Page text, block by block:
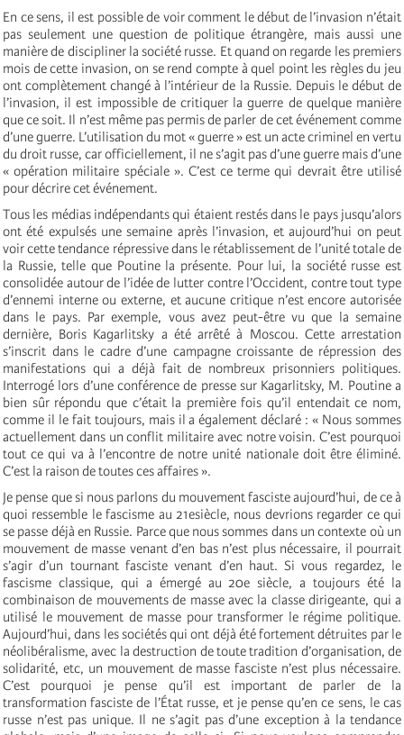
En ce sens, il est possible de voir comment le début de l’invasion n’était
pas seulement une question de politique étrangère, mais aussi une
manière de discipliner la société russe. Et quand on regarde les premiers
mois de cette invasion, on se rend compte à quel point les règles du jeu
ont complètement changé à l’intérieur de la Russie. Depuis le début de
l’invasion, il est impossible de critiquer la guerre de quelque manière
que ce soit. Il n’est même pas permis de parler de cet événement comme
d’une guerre. L’utilisation du mot « guerre » est un acte criminel en vertu
du droit russe, car officiellement, il ne s’agit pas d’une guerre mais d’une
« opération militaire spéciale ». C’est ce terme qui devrait être utilisé
pour décrire cet événement.
Tous les médias indépendants qui étaient restés dans le pays jusqu’alors
ont été expulsés une semaine après l’invasion, et aujourd’hui on peut
voir cette tendance répressive dans le rétablissement de l’unité totale de
la Russie, telle que Poutine la présente. Pour lui, la société russe est
consolidée autour de l’idée de lutter contre l’Occident, contre tout type
d’ennemi interne ou externe, et aucune critique n’est encore autorisée
dans le pays. Par exemple, vous avez peut-être vu que la semaine
dernière, Boris Kagarlitsky a été arrêté à Moscou. Cette arrestation
s’inscrit dans le cadre d’une campagne croissante de répression des
manifestations qui a déjà fait de nombreux prisonniers politiques.
Interrogé lors d’une conférence de presse sur Kagarlitsky, M. Poutine a
bien sûr répondu que c’était la première fois qu’il entendait ce nom,
comme il le fait toujours, mais il a également déclaré : « Nous sommes
actuellement dans un conflit militaire avec notre voisin. C’est pourquoi
tout ce qui va à l’encontre de notre unité nationale doit être éliminé.
C’est la raison de toutes ces affaires ».
Je pense que si nous parlons du mouvement fasciste aujourd’hui, de ce à
quoi ressemble le fascisme au 21esiècle, nous devrions regarder ce qui
se passe déjà en Russie. Parce que nous sommes dans un contexte où un
mouvement de masse venant d’en bas n’est plus nécessaire, il pourrait
s’agir d’un tournant fasciste venant d’en haut. Si vous regardez, le
fascisme classique, qui a émergé au 20e siècle, a toujours été la
combinaison de mouvements de masse avec la classe dirigeante, qui a
utilisé le mouvement de masse pour transformer le régime politique.
Aujourd’hui, dans les sociétés qui ont déjà été fortement détruites par le
néolibéralisme, avec la destruction de toute tradition d’organisation, de
solidarité, etc, un mouvement de masse fasciste n’est plus nécessaire.
C’est pourquoi je pense qu’il est important de parler de la
transformation fasciste de l’État russe, et je pense qu’en ce sens, le cas
russe n’est pas unique. Il ne s’agit pas d’une exception à la tendance